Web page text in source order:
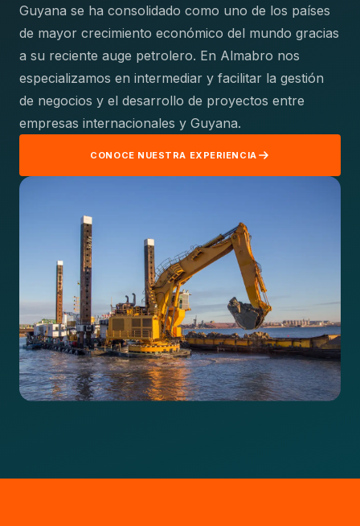
Guyana se ha consolidado como uno de los países
de mayor crecimiento económico del mundo gracias
a su reciente auge petrolero. En Almabro nos
especializamos en intermediar y facilitar la gestión
de negocios y el desarrollo de proyectos entre
empresas internacionales y Guyana.
CONOCE NUESTRA EXPERIENCIA